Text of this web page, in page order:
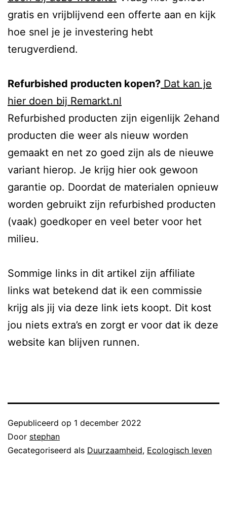
gratis en vrijblijvend een offerte aan en kijk
hoe snel je je investering hebt
terugverdiend.
Refurbished producten kopen? Dat kan je
hier doen bij Remarkt.nl
Refurbished producten zijn eigenlijk 2ehand
producten die weer als nieuw worden
gemaakt en net zo goed zijn als de nieuwe
variant hierop. Je krijg hier ook gewoon
garantie op. Doordat de materialen opnieuw
worden gebruikt zijn refurbished producten
(vaak) goedkoper en veel beter voor het
milieu.
Sommige links in dit artikel zijn affiliate
links wat betekend dat ik een commissie
krijg als jij via deze link iets koopt. Dit kost
jou niets extra’s en zorgt er voor dat ik deze
website kan blijven runnen.
Gepubliceerd op 1 december 2022
Door stephan
Gecategoriseerd als Duurzaamheid, Ecologisch leven